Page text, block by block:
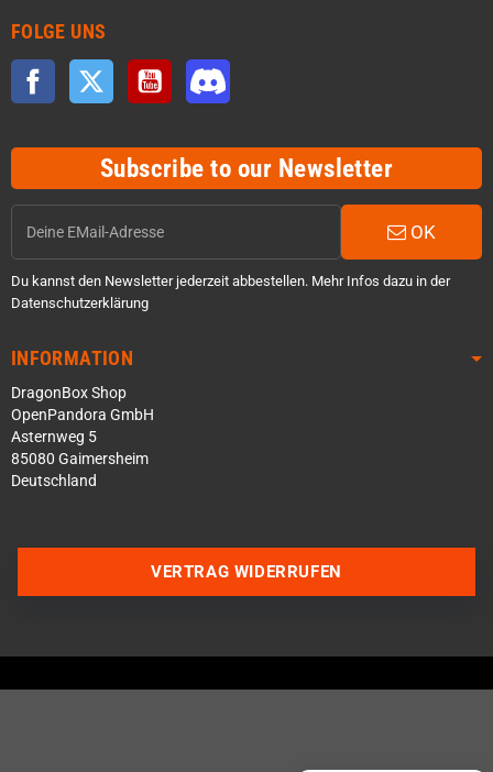
FOLGE UNS
Facebook Twitter YouTube
Subscribe to our Newsletter
OK
Du kannst den Newsletter jederzeit abbestellen. Mehr Infos dazu in der
Datenschutzerklärung
INFORMATION
DragonBox Shop
OpenPandora GmbH
Asternweg 5
85080 Gaimersheim
Deutschland
Über WhatsApp schreiben
VERTRAG WIDERRUFEN